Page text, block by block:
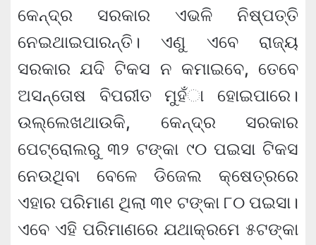
କେନ୍ଦ୍ର ସରକାର ଏଭଳି ନିଷ୍ପତ୍ତି
ନେଇଥାଇପାରନ୍ତି। ଏଣୁ ଏବେ ରାଜ୍ୟ
ସରକାର ଯଦି ଟିକସ ନ କମାଇବେ, ତେବେ
ଅସନ୍ତୋଷ ବିପରୀତ ମୁହଁା ହୋଇପାରେ।
ଉଲ୍ଲେଖଥାଉକି, କେନ୍ଦ୍ର ସରକାର
ପେଟ୍ରୋଲରୁ ୩୨ ଟଙ୍କା ୯୦ ପଇସା ଟିକସ
ନେଉଥିବା ବେଳେ ଡିଜେଲ କ୍ଷେତ୍ରରେ
ଏହାର ପରିମାଣ ଥିଲା ୩୧ ଟଙ୍କା ୮୦ ପଇସା।
ଏବେ ଏହି ପରିମାଣରେ ଯଥାକ୍ରମେ ୫ଟଙ୍କା